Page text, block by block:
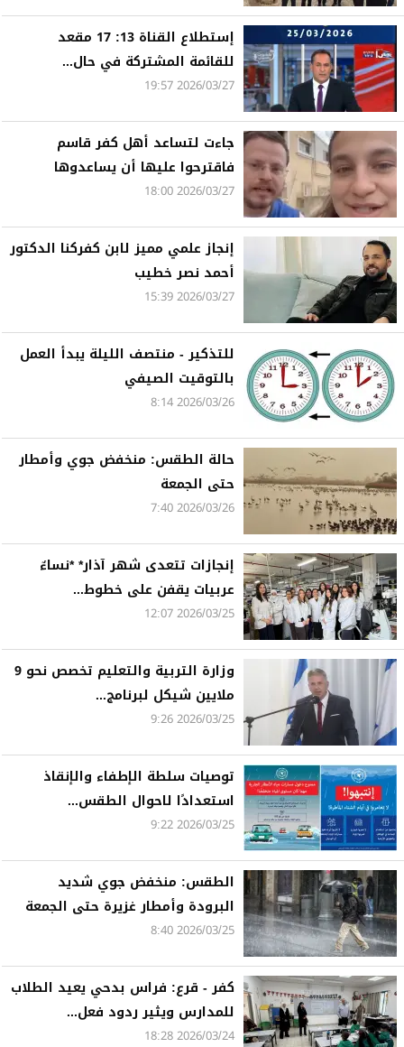
إستطلاع القناة 13: 17 مقعد
للقائمة المشتركة في حال...
2026/03/27 19:57
جاءت لتساعد أهل كفر قاسم
فاقترحوا عليها أن يساعدوها
2026/03/27 18:00
إنجاز علمي مميز لابن كفركنا الدكتور
أحمد نصر خطيب
2026/03/27 15:39
للتذكير - منتصف الليلة يبدأ العمل
بالتوقيت الصيفي
2026/03/26 8:14
حالة الطقس: منخفض جوي وأمطار
حتى الجمعة
2026/03/26 7:40
إنجازات تتعدى شهر آذار* *نساءٌ
عربيات يقفن على خطوط...
2026/03/25 12:07
وزارة التربية والتعليم تخصص نحو 9
ملايين شيكل لبرنامج...
2026/03/25 9:26
توصيات سلطة الإطفاء والإنقاذ
استعدادًا لاحوال الطقس...
2026/03/25 9:22
الطقس: منخفض جوي شديد
البرودة وأمطار غزيرة حتى الجمعة
2026/03/25 8:40
كفر - قرع: فراس بدحي يعيد الطلاب
للمدارس ويثير ردود فعل...
2026/03/24 18:28